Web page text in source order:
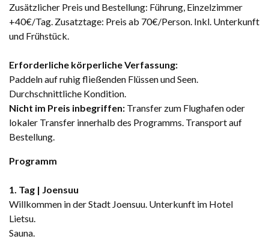
Zusätzlicher Preis und Bestellung: Führung, Einzelzimmer
+40€/Tag. Zusatztage: Preis ab 70€/Person. Inkl. Unterkunft
und Frühstück.
Erforderliche körperliche Verfassung:
Paddeln auf ruhig fließenden Flüssen und Seen.
Durchschnittliche Kondition.
Nicht im Preis inbegriffen: Transfer zum Flughafen oder
lokaler Transfer innerhalb des Programms. Transport auf
Bestellung.
Programm
1. Tag | Joensuu
Willkommen in der Stadt Joensuu. Unterkunft im Hotel
Lietsu.
Sauna.